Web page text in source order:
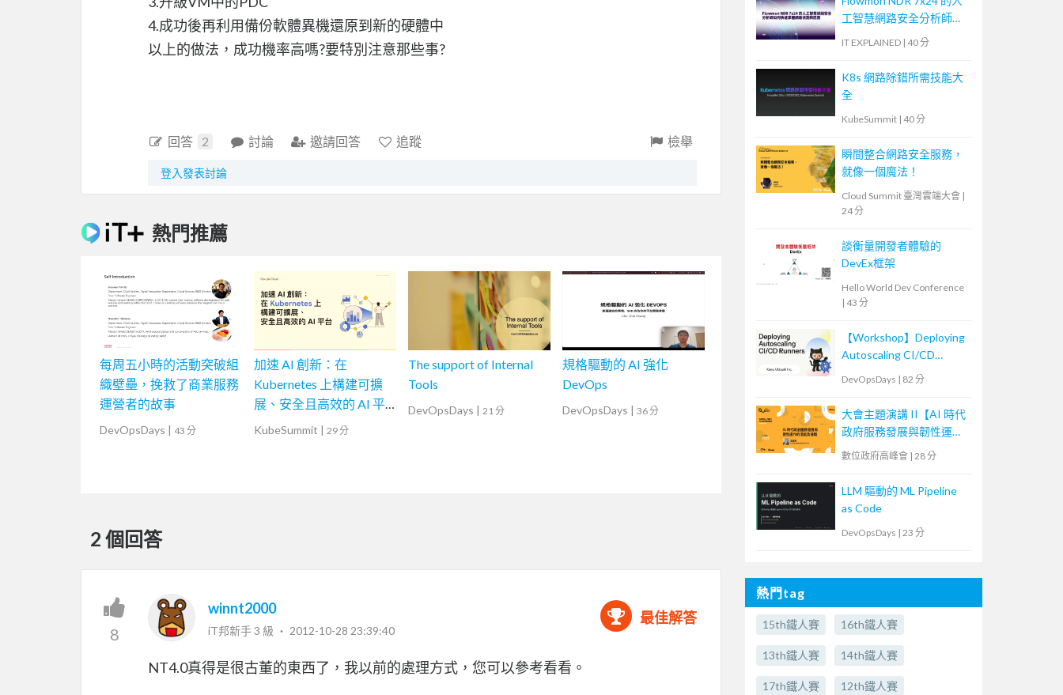
4.成功後再利用備份軟體異機還原到新的硬體中
以上的做法，成功機率高嗎?要特別注意那些事?
回答 2 討論 邀請回答 追蹤 檢舉
登入發表討論
熱門推薦
每周五小時的活動突破組
織壁壘，挽救了商業服務
運營者的故事
DevOpsDays | 43 分
加速 AI 創新：在
Kubernetes 上構建可擴
展、安全且高效的 AI 平
台
KubeSummit | 29 分
The support of Internal
Tools
DevOpsDays | 21 分
規格驅動的 AI 強化
DevOps
DevOpsDays | 36 分
2 個回答
8
winnt2000
iT邦新手 3 級 ‧ 2012-10-28 23:39:40
最佳解答
NT4.0真得是很古董的東西了，我以前的處理方式，您可以參考看看。
工智慧網路安全分析師如
何快速掌握網路偵測與回
IT EXPLAINED | 40 分
K8s 網路除錯所需技能大
全
KubeSummit | 40 分
瞬間整合網路安全服務，
就像一個魔法！
Cloud Summit 臺灣雲端大會 |
24 分
談衡量開發者體驗的
DevEx框架
Hello World Dev Conference
| 43 分
【Workshop】Deploying
Autoscaling CI/CD
DevOpsDays | 82 分
大會主題演講 II【AI 時代
政府服務發展與韌性運作
的潛能及挑戰】
數位政府高峰會 | 28 分
LLM 驅動的 ML Pipeline
as Code
DevOpsDays | 23 分
熱門tag
15th鐵人賽 16th鐵人賽
13th鐵人賽 14th鐵人賽
17th鐵人賽 12th鐵人賽